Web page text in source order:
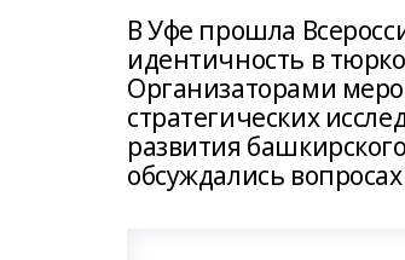
В Уфе прошла
идентичность в
Организаторами
стратегических
развития
обсуждались